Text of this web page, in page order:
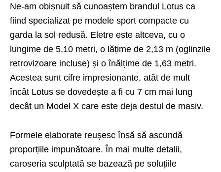
Ne-am obișnuit să cunoaștem brandul Lotus ca
fiind specializat pe modele sport compacte cu
garda la sol redusă. Eletre este altceva, cu o
lungime de 5,10 metri, o lățime de 2,13 m (oglinzile
retrovizoare incluse) și o înălțime de 1,63 metri.
Acestea sunt cifre impresionante, atât de mult
încât Lotus se dovedește a fi cu 7 cm mai lung
decât un Model X care este deja destul de masiv.
Formele elaborate reușesc însă să ascundă
proporțiile impunătoare. În mai multe detalii,
caroseria sculptată se bazează pe soluțiile